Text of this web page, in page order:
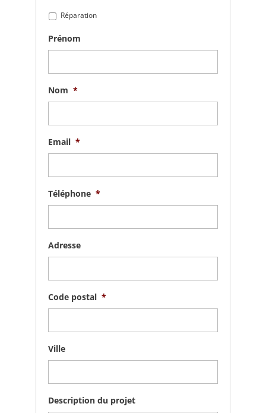
Réparation
Prénom
Nom *
Email *
Téléphone *
Adresse
Code postal *
Ville
Description du projet